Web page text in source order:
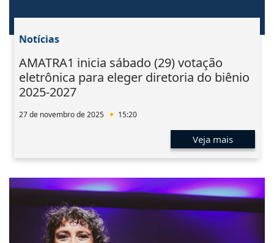
Notícias
AMATRA1 inicia sábado (29) votação
eletrônica para eleger diretoria do biênio
2025-2027
27 de novembro de 2025 15:20
Veja mais